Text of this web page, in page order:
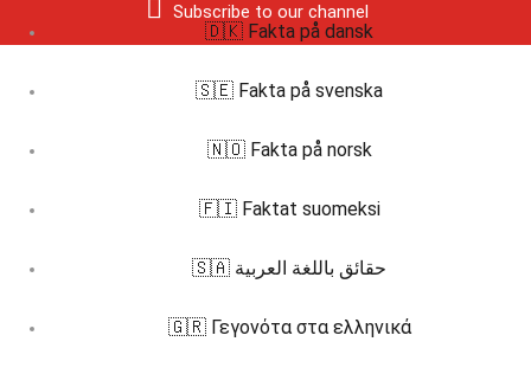
Subscribe to our channel
🇩🇰 Fakta på dansk
🇸🇪 Fakta på svenska
🇳🇴 Fakta på norsk
🇫🇮 Faktat suomeksi
🇸🇦 حقائق باللغة العربية
🇬🇷 Γεγονότα στα ελληνικά